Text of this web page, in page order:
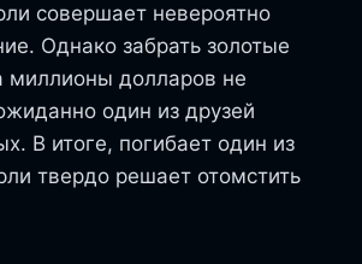
совершает невероятно
Однако забрать золотые
миллионы долларов не
один из друзей
В итоге, погибает один из
твердо решает отомстить